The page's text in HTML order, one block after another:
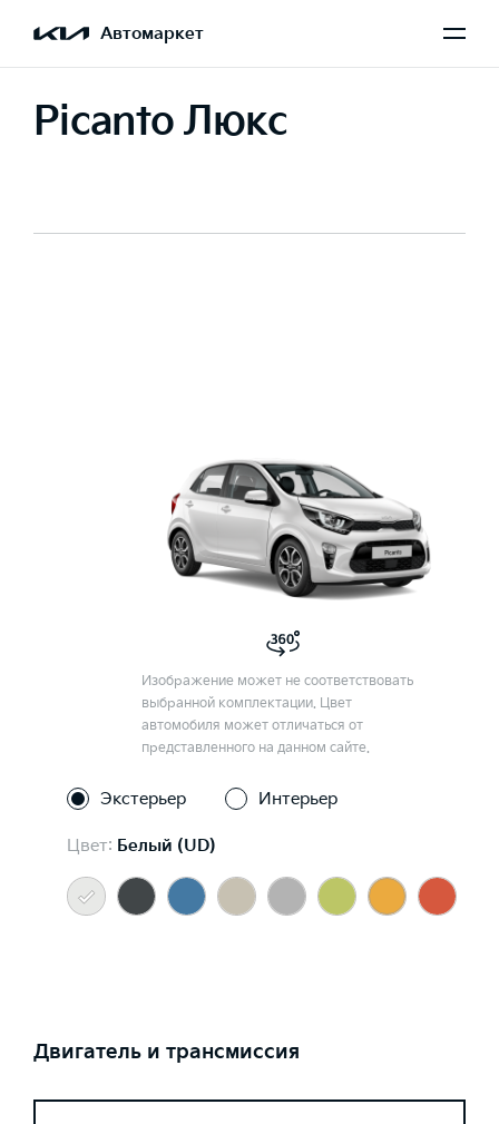
Автомаркет
Picanto Люкс
Изображение может не соответствовать
выбранной комплектации. Цвет
автомобиля может отличаться от
представленного на данном сайте.
Экстерьер Интерьер
Цвет: Белый (UD)
Двигатель и трансмиссия